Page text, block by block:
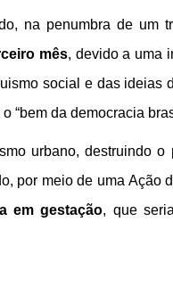
na penumbra de um
mês, devido a uma
social e das ideias
“bem da democracia
urbano, destruindo
por meio de uma Ação
em gestação, que